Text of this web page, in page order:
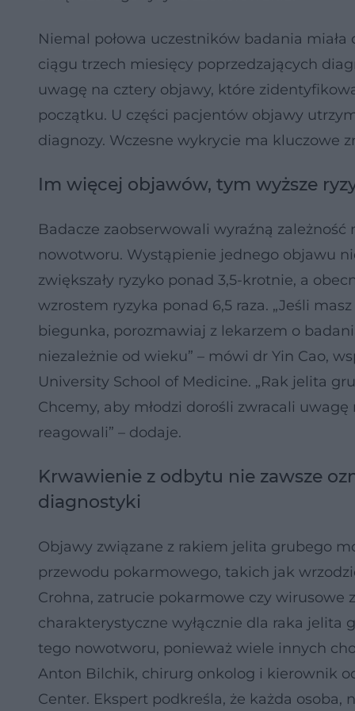
Niemal połowa uczestników badania
ciągu trzech miesięcy poprzedzających
uwagę na cztery objawy, które
początku. U części pacjentów objawy
diagnozy. Wczesne wykrycie ma kluczowe
Im więcej objawów, tym wyższe
Badacze zaobserwowali wyraźną
nowotworu. Wystąpienie jednego objawu
zwiększały ryzyko ponad 3,5-krotnie, a
wzrostem ryzyka ponad 6,5 raza. „Jeśli
biegunka, porozmawiaj z lekarzem o
niezależnie od wieku” – mówi dr Yin Cao,
University School of Medicine. „Rak jelita
Chcemy, aby młodzi dorośli zwracali
reagowali” – dodaje.
Krwawienie z odbytu nie zawsze
diagnostyki
Objawy związane z rakiem jelita grubego
przewodu pokarmowego, takich jak
Crohna, zatrucie pokarmowe czy wirusowe
charakterystyczne wyłącznie dla raka
tego nowotworu, ponieważ wiele innych
Anton Bilchik, chirurg onkolog i kierownik
Center. Ekspert podkreśla, że każda